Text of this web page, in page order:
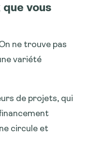
vous
ne trouve pas
variété
de projets, qui
circule et